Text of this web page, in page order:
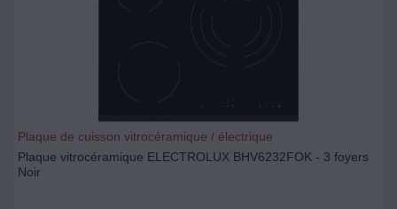
Plaque de cuisson vitrocéramique / électrique
Plaque vitrocéramique ELECTROLUX BHV6232FOK - 3 foyers
Noir